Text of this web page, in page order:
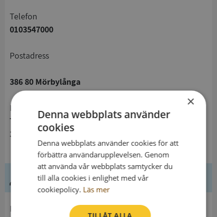
telefon
0103547000
Postadress
386 80 Mörbylånga
Trollhättevägen 4
386 50 Mörbylånga
Ledning
×
Denna webbplats använder
cookies
Denna webbplats använder cookies för att
förbättra användarupplevelsen. Genom
att använda vår webbplats samtycker du
till alla cookies i enlighet med vår
cookiepolicy. Läs mer